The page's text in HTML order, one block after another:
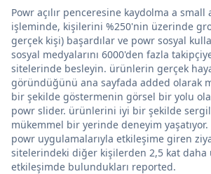
Powr açılır penceresine kaydolma a
işleminde, kişilerini %250'nin üzerinde
gerçek kişi) başardılar ve powr sosyal
sosyal medyalarını 6000'den fazla
sitelerinde besleyin. ürünlerin gerçek
göründüğünü ana sayfada added olarak
bir şekilde göstermenin görsel bir yolu
powr slider. ürünlerini iyi bir şekilde
mükemmel bir yerinde deneyim
powr uygulamalarıyla etkileşime giren
sitelerindeki diğer kişilerden 2,5 kat daha
etkileşimde bulundukları reported.